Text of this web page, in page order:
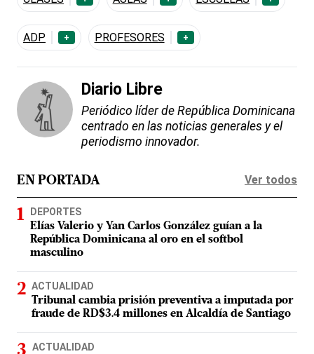
ADP + PROFESORES +
Diario Libre
Periódico líder de República Dominicana
centrado en las noticias generales y el
periodismo innovador.
EN PORTADA Ver todos
DEPORTES
Elías Valerio y Yan Carlos González guían a la
República Dominicana al oro en el softbol
masculino
ACTUALIDAD
Tribunal cambia prisión preventiva a imputada por
fraude de RD$3.4 millones en Alcaldía de Santiago
ACTUALIDAD